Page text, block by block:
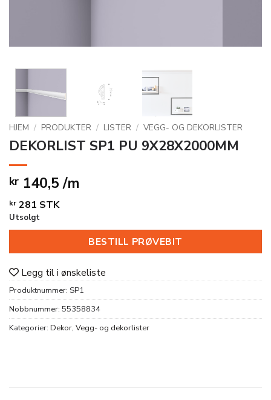
HJEM / PRODUKTER / LISTER / VEGG- OG DEKORLISTER
DEKORLIST SP1 PU 9X28X2000MM
kr 140,5 /m
kr 281 STK
Utsolgt
BESTILL PRØVEBIT
Legg til i ønskeliste
Produktnummer: SP1
Nobbnummer: 55358834
Kategorier: Dekor, Vegg- og dekorlister